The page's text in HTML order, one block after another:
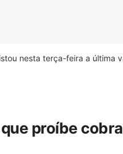
nesta terça-feira a última
proíbe